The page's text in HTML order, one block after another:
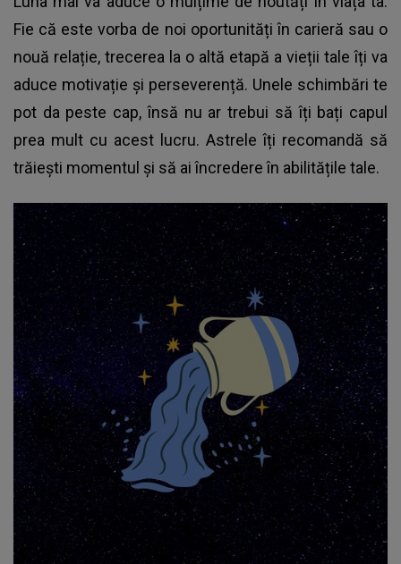
Fie că este vorba de noi oportunități în carieră sau o
nouă relație, trecerea la o altă etapă a vieții tale îți va
aduce motivație și perseverență. Unele schimbări te
pot da peste cap, însă nu ar trebui să îți bați capul
prea mult cu acest lucru. Astrele îți recomandă să
trăiești momentul și să ai încredere în abilitățile tale.